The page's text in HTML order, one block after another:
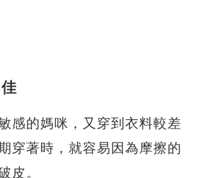
感的媽咪，又穿到衣料較差
穿著時，就容易因為摩擦的
皮。